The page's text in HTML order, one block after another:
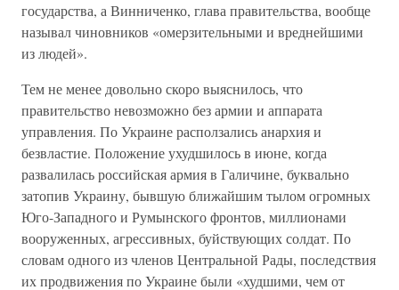
государства, а Винниченко, глава правительства, вообще
называл чиновников «омерзительными и вреднейшими
из людей».
Тем не менее довольно скоро выяснилось, что
правительство невозможно без армии и аппарата
управления. По Украине расползались анархия и
безвластие. Положение ухудшилось в июне, когда
развалилась российская армия в Галичине, буквально
затопив Украину, бывшую ближайшим тылом огромных
Юго-Западного и Румынского фронтов, миллионами
вооруженных, агрессивных, буйствующих солдат. По
словам одного из членов Центральной Рады, последствия
их продвижения по Украине были «худшими, чем от